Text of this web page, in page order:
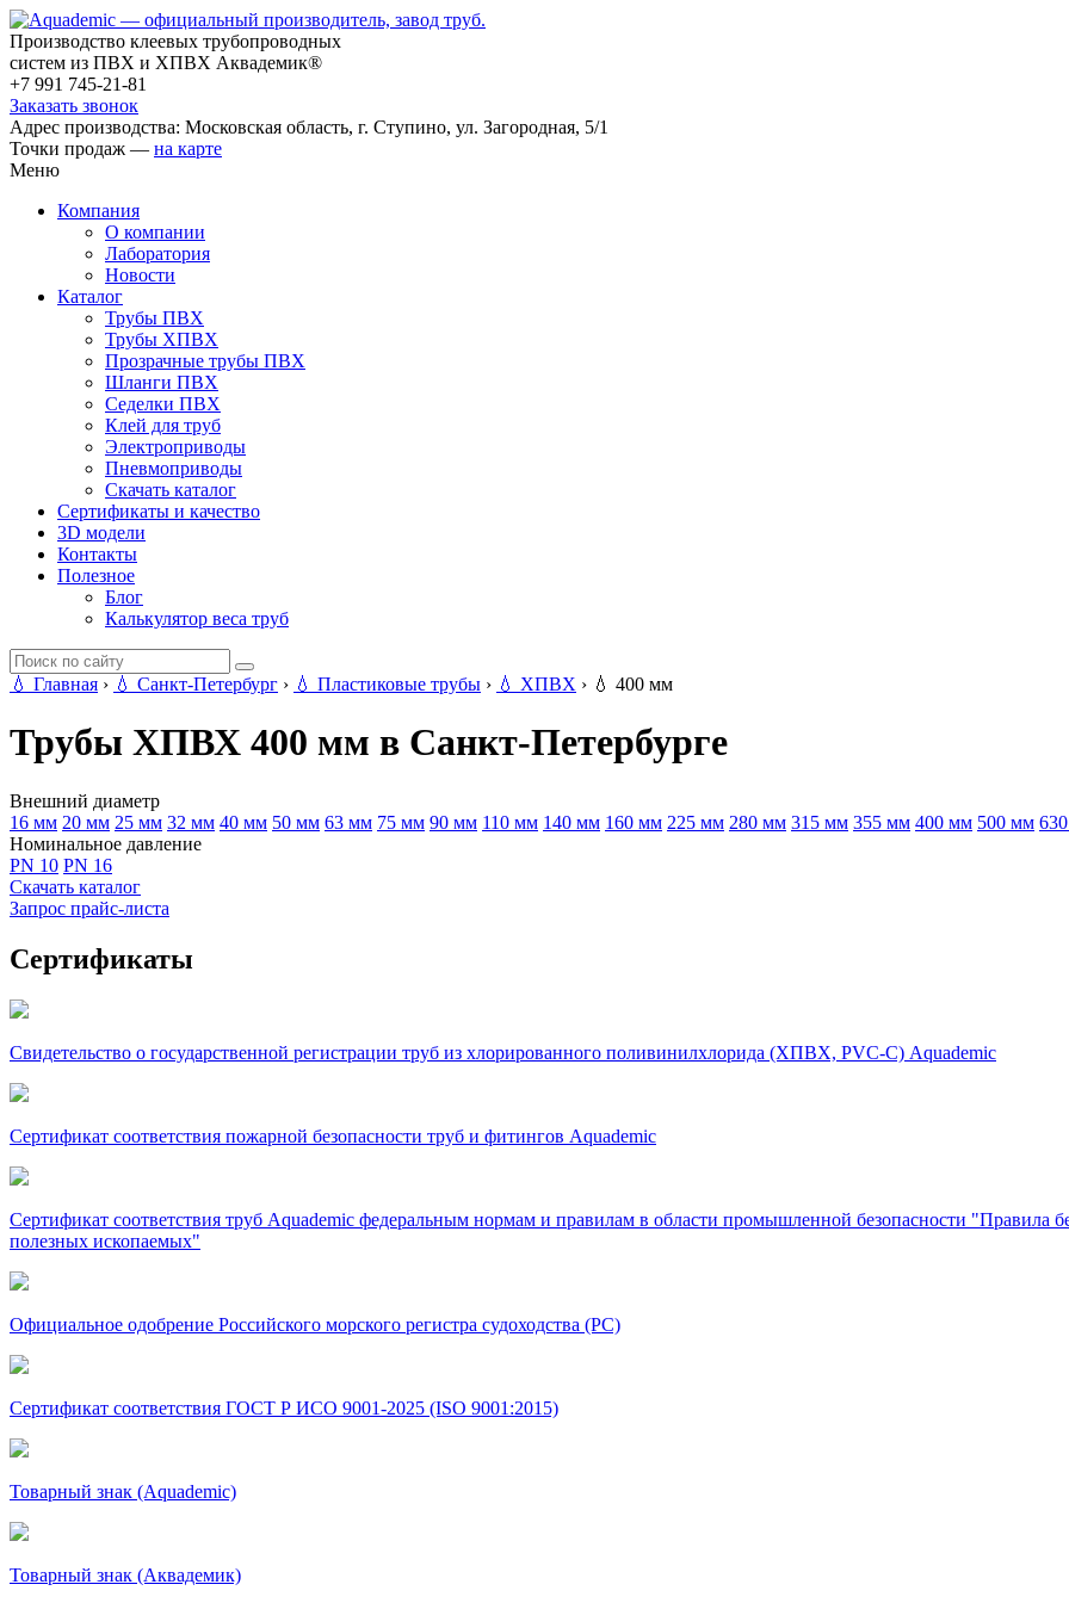
Производство клеевых трубопроводных
систем из ПВХ и ХПВХ Аквадемик®
+7 991 745-21-81
Заказать звонок
Адрес производства: Московская область, г. Ступино, ул. Загородная, 5/1
Точки продаж — на карте
Меню
Компания
О компании
Лаборатория
Новости
Каталог
Трубы ПВХ
Трубы ХПВХ
Прозрачные трубы ПВХ
Шланги ПВХ
Седелки ПВХ
Клей для труб
Электроприводы
Пневмоприводы
Скачать каталог
Сертификаты и качество
3D модели
Контакты
Полезное
Блог
Калькулятор веса труб
💧 Главная › 💧 Санкт-Петербург › 💧 Пластиковые трубы › 💧 ХПВХ › 💧 400 мм
Трубы ХПВХ 400 мм в Санкт-Петербурге
Внешний диаметр
16 мм 20 мм 25 мм 32 мм 40 мм 50 мм 63 мм 75 мм 90 мм 110 мм 140 мм 160 мм 225 мм 280 мм 315 мм 355 мм 400 мм 500 мм
Номинальное давление
PN 10 PN 16
Скачать каталог
Запрос прайс-листа
Сертификаты
Свидетельство о государственной регистрации труб из хлорированного поливинилхлорида (ХПВХ, PVC-C) Aquademic
Сертификат соответствия пожарной безопасности труб и фитингов Aquademic
Сертификат соответствия труб Aquademic федеральным нормам и правилам в области промышленной безопасности "Правила
полезных ископаемых"
Официальное одобрение Российского морского регистра судоходства (РС)
Сертификат соответствия ГОСТ Р ИСО 9001-2025 (ISO 9001:2015)
Товарный знак (Aquademic)
Товарный знак (Аквадемик)